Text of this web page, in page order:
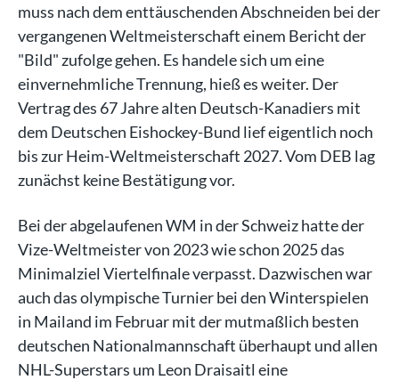
muss nach dem enttäuschenden Abschneiden bei der
vergangenen Weltmeisterschaft einem Bericht der
"Bild" zufolge gehen. Es handele sich um eine
einvernehmliche Trennung, hieß es weiter. Der
Vertrag des 67 Jahre alten Deutsch-Kanadiers mit
dem Deutschen Eishockey-Bund lief eigentlich noch
bis zur Heim-Weltmeisterschaft 2027. Vom DEB lag
zunächst keine Bestätigung vor.
Bei der abgelaufenen WM in der Schweiz hatte der
Vize-Weltmeister von 2023 wie schon 2025 das
Minimalziel Viertelfinale verpasst. Dazwischen war
auch das olympische Turnier bei den Winterspielen
in Mailand im Februar mit der mutmaßlich besten
deutschen Nationalmannschaft überhaupt und allen
NHL-Superstars um Leon Draisaitl eine